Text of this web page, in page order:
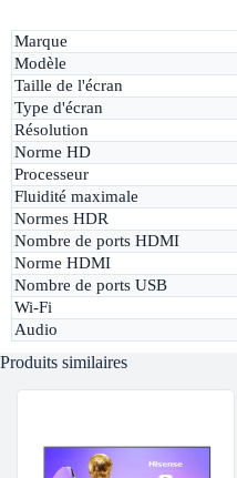
Marque
Modèle
Taille de l'écran
Type d'écran
Résolution
Norme HD
Processeur
Fluidité maximale
Normes HDR
Nombre de ports HDMI
Norme HDMI
Nombre de ports USB
Wi-Fi
Audio
Produits similaires